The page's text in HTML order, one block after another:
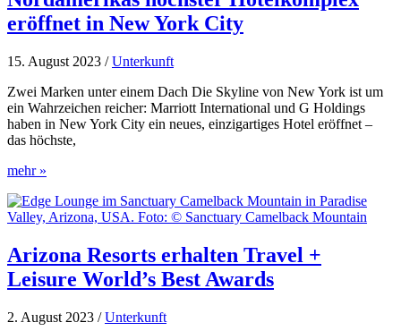
eröffnet in New York City
15. August 2023 /Unterkunft
Zwei Marken unter einem Dach Die Skyline von New York ist um
ein Wahrzeichen reicher: Marriott International und G Holdings
haben in New York City ein neues, einzigartiges Hotel eröffnet –
das höchste,
Nordamerikas
Hotelkomplex
eröffnet
New
York
City
mehr »
Arizona Resorts erhalten Travel +
Leisure World’s Best Awards
2. August 2023 /Unterkunft